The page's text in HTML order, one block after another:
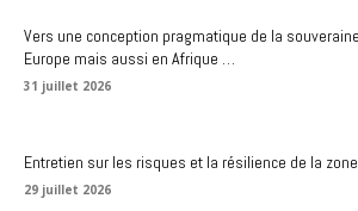
Vers une conception pragmatique de la
Europe mais aussi en Afrique …
31 juillet 2026
Entretien sur les risques et la résilience de la
29 juillet 2026